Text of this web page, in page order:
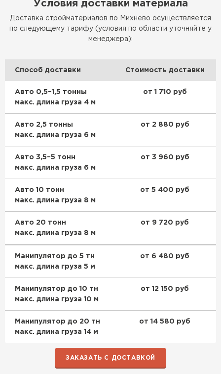
Условия доставки материала
Доставка стройматериалов по Михнево осуществляется
по следующему тарифу (условия по области уточняйте у
менеджера):
Способ доставки Стоимость доставки
Авто 0,5–1,5 тонны
макс. длина груза 4 м
от 1 710 руб
Авто 2,5 тонны
макс. длина груза 6 м
от 2 880 руб
Авто 3,5–5 тонн
макс. длина груза 6 м
от 3 960 руб
Авто 10 тонн
макс. длина груза 8 м
от 5 400 руб
Авто 20 тонн
макс. длина груза 8 м
от 9 720 руб
Манипулятор до 5 тн
макс. длина груза 5 м
от 6 480 руб
Манипулятор до 10 тн
макс. длина груза 10 м
от 12 150 руб
Манипулятор до 20 тн
макс. длина груза 14 м
от 14 580 руб
ЗАКАЗАТЬ С ДОСТАВКОЙ